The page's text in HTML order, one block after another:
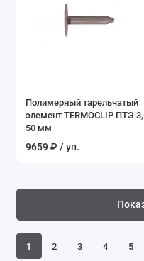
Полимерный тарельчатый
элемент TERMOCLIP ПТЭ 3,
50 мм
9659 ₽ / уп.
1 2 3 4 5